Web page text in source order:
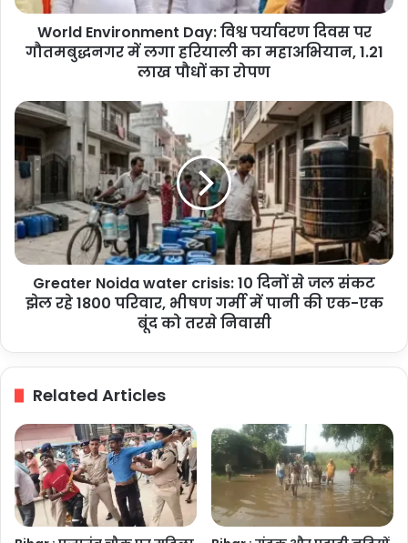
में
हरियाली
1.21
पौधों
का
रोपण
World Environment Day: विश्व पर्यावरण दिवस पर
गौतमबुद्धनगर में लगा हरियाली का महाअभियान, 1.21
लाख पौधों का रोपण
Greater
Noida
water
crisis:
10
दिनों
से
जल
संकट
की
एक-
एक
बूंद
को
तरसे
Greater Noida water crisis: 10 दिनों से जल संकट
झेल रहे 1800 परिवार, भीषण गर्मी में पानी की एक-एक
बूंद को तरसे निवासी
Related Articles